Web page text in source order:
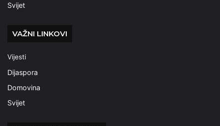
Svijet
VAŽNI LINKOVI
Vijesti
Dijaspora
Domovina
Svijet